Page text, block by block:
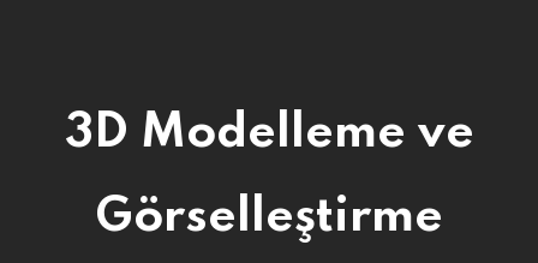
3D Modelleme ve
Görselleştirme